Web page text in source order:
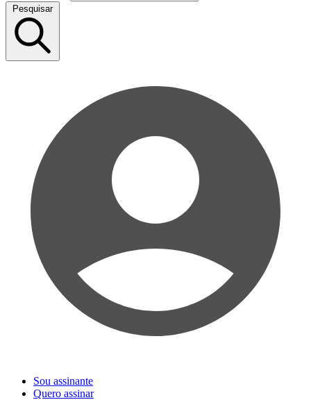
Pesquisar
Sou assinante
Quero assinar